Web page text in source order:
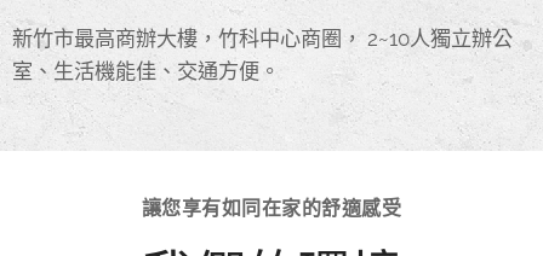
新竹市最高商辦大樓，竹科中心商圈， 2~10人獨立辦公
室、生活機能佳、交通方便。
讓您享有如同在家的舒適感受